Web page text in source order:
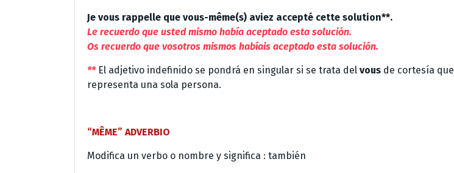
Je vous rappelle que vous-même(s) aviez accepté cette solution**.
Le recuerdo que usted mismo había aceptado esta solución.
Os recuerdo que vosotros mismos habíais aceptado esta solución.
** El adjetivo indefinido se pondrá en singular si se trata del vous de cortesía que
representa una sola persona.
“MÊME” ADVERBIO
Modifica un verbo o nombre y significa : también